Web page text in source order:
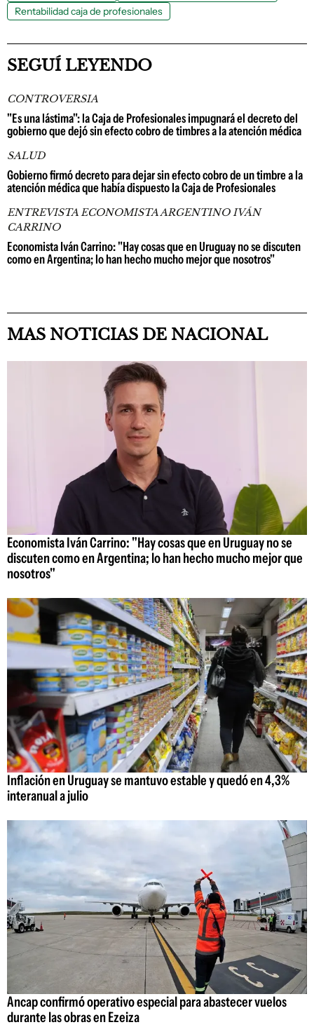
Rentabilidad caja de profesionales
SEGUÍ LEYENDO
CONTROVERSIA
"Es una lástima": la Caja de Profesionales impugnará el decreto del
gobierno que dejó sin efecto cobro de timbres a la atención médica
SALUD
Gobierno firmó decreto para dejar sin efecto cobro de un timbre a la
atención médica que había dispuesto la Caja de Profesionales
ENTREVISTA ECONOMISTA ARGENTINO IVÁN
CARRINO
Economista Iván Carrino: "Hay cosas que en Uruguay no se discuten
como en Argentina; lo han hecho mucho mejor que nosotros"
MAS NOTICIAS DE NACIONAL
Economista Iván Carrino: "Hay cosas que en Uruguay no se
discuten como en Argentina; lo han hecho mucho mejor que
nosotros"
Inflación en Uruguay se mantuvo estable y quedó en 4,3%
interanual a julio
Ancap confirmó operativo especial para abastecer vuelos
durante las obras en Ezeiza